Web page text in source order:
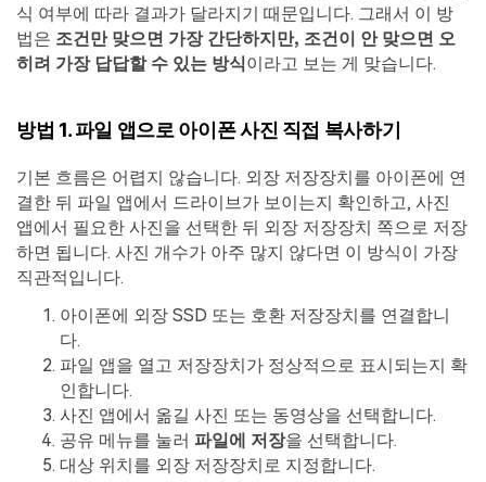
식 여부에 따라 결과가 달라지기 때문입니다. 그래서 이 방
법은 조건만 맞으면 가장 간단하지만, 조건이 안 맞으면 오
히려 가장 답답할 수 있는 방식이라고 보는 게 맞습니다.
방법 1. 파일 앱으로 아이폰 사진 직접 복사하기
기본 흐름은 어렵지 않습니다. 외장 저장장치를 아이폰에 연
결한 뒤 파일 앱에서 드라이브가 보이는지 확인하고, 사진
앱에서 필요한 사진을 선택한 뒤 외장 저장장치 쪽으로 저장
하면 됩니다. 사진 개수가 아주 많지 않다면 이 방식이 가장
직관적입니다.
아이폰에 외장 SSD 또는 호환 저장장치를 연결합니
다.
파일 앱을 열고 저장장치가 정상적으로 표시되는지 확
인합니다.
사진 앱에서 옮길 사진 또는 동영상을 선택합니다.
공유 메뉴를 눌러 파일에 저장을 선택합니다.
대상 위치를 외장 저장장치로 지정합니다.